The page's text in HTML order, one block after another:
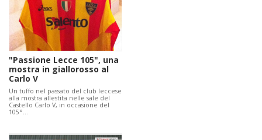
"Passione Lecce 105", una
mostra in giallorosso al
Carlo V
Un tuffo nel passato del club leccese
alla mostra allestita nelle sale del
Castello Carlo V, in occasione del
105°…